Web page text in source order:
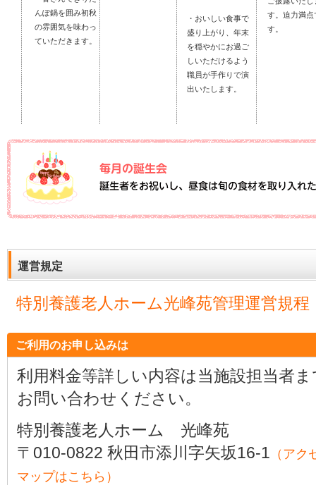
んぽ鍋を囲み初秋
の雰囲気を味わっ
ていただきます。
・おいしい食事で
盛り上がり、年末
を穏やかにお過ご
しいただけるよう
職員が手作りで演
出いたします。
す。迫力満点
す。
運営規定
特別養護老人ホーム光峰苑管理運営規程
ご利用のお申し込みは
利用料金等詳しい内容は当施設担当者ま
お問い合わせください。
特別養護老人ホーム 光峰苑
〒010-0822 秋田市添川字矢坂16-1 （アク
マップはこちら）